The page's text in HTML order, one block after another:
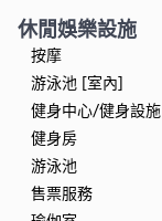
休閒娛樂設施
按摩
游泳池 [室內]
健身中心/健身設施
健身房
游泳池
售票服務